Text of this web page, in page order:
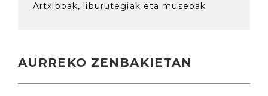
Artxiboak, liburutegiak eta museoak
AURREKO ZENBAKIETAN